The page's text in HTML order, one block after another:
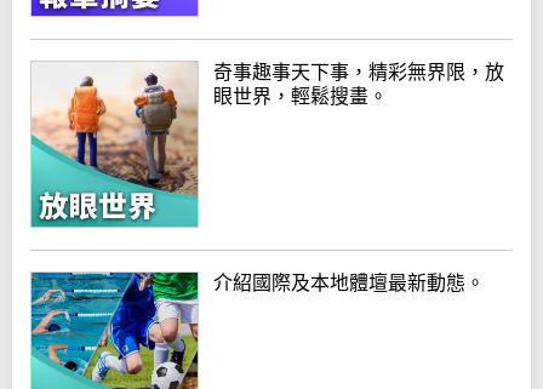
奇事趣事天下事，精彩無界限，放
眼世界，輕鬆搜畫。
介紹國際及本地體壇最新動態。